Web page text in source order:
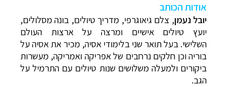
אודות הכותב
יובל נעמן, צלם גיאוגרפי, מדריך טיולים, בונה מסלולים,
יועץ טיולים אישיים ומרצה על ארצות העולם
השלישי. בעל תואר שני בלימודי אסיה, מכיר את אסיה על
בוריה וכן חלקים נרחבים של אפריקה ואמריקה, מעשרות
ביקורים ולמעלה משלושים שנות טיולים עם התרמיל על
הגב.